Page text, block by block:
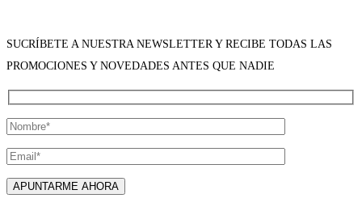
SUCRÍBETE A NUESTRA NEWSLETTER Y RECIBE TODAS LAS
PROMOCIONES Y NOVEDADES ANTES QUE NADIE